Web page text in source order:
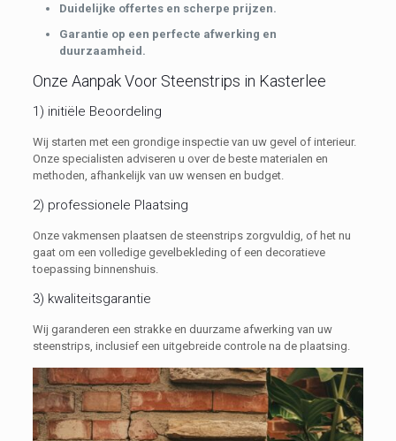
Duidelijke offertes en scherpe prijzen.
Garantie op een perfecte afwerking en
duurzaamheid.
Onze Aanpak Voor Steenstrips in Kasterlee
1) initiële Beoordeling
Wij starten met een grondige inspectie van uw gevel of interieur.
Onze specialisten adviseren u over de beste materialen en
methoden, afhankelijk van uw wensen en budget.
2) professionele Plaatsing
Onze vakmensen plaatsen de steenstrips zorgvuldig, of het nu
gaat om een volledige gevelbekleding of een decoratieve
toepassing binnenshuis.
3) kwaliteitsgarantie
Wij garanderen een strakke en duurzame afwerking van uw
steenstrips, inclusief een uitgebreide controle na de plaatsing.